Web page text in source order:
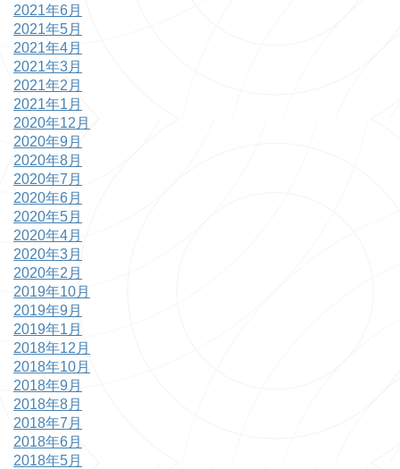
2021年6月
2021年5月
2021年4月
2021年3月
2021年2月
2021年1月
2020年12月
2020年9月
2020年8月
2020年7月
2020年6月
2020年5月
2020年4月
2020年3月
2020年2月
2019年10月
2019年9月
2019年1月
2018年12月
2018年10月
2018年9月
2018年8月
2018年7月
2018年6月
2018年5月